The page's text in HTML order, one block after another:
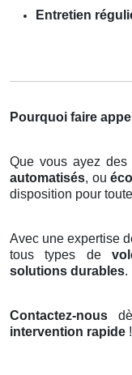
Entretien
Pourquoi faire
Que vous ayez des
automatisés, ou
disposition pour
Avec une expertise
tous types de
solutions durables.
Contactez-nous
intervention rapide !